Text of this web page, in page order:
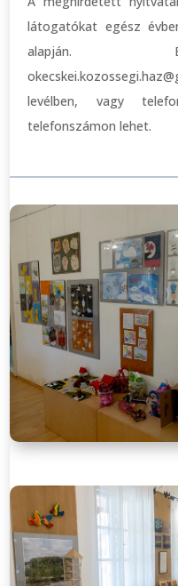
látogatókat egész
alapján.
levélben, vagy
telefonszámon lehet.